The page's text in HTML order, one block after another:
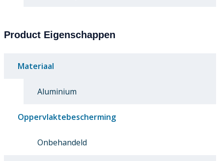
Product Eigenschappen
Materiaal
Aluminium
Oppervlaktebescherming
Onbehandeld